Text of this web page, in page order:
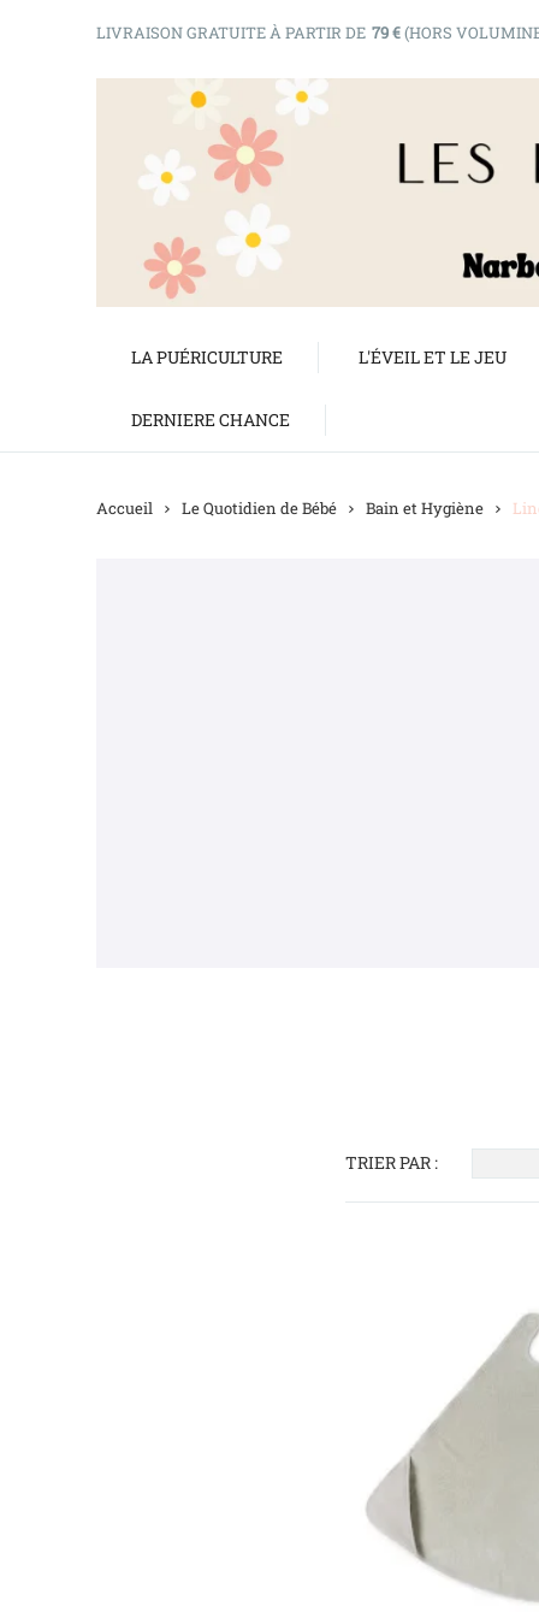
LIVRAISON GRATUITE À PARTIR DE 79 €(HORS
LA PUÉRICULTURE L'ÉVEIL ET LE JEU
DERNIERE CHANCE
Accueil Le Quotidien de Bébé Bain et Hygiène
TRIER PAR :